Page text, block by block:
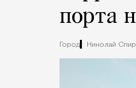
порта
Город Николай